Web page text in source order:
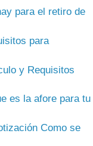
para el retiro de
para
y Requisitos
es la afore para tu
Como se